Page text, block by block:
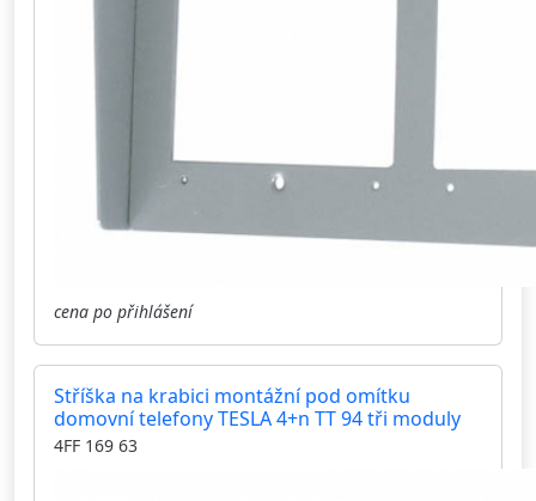
cena po přihlášení
Stříška na krabici montážní pod omítku
domovní telefony TESLA 4+n TT 94 tři moduly
4FF 169 63